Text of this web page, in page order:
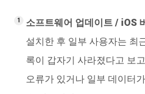
소프트웨어 업데이트 / iOS
설치한 후 일부 사용자는 최
록이 갑자기 사라졌다고 보
오류가 있거나 일부 데이터